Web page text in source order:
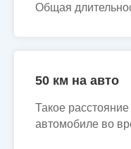
Общая
50 км на авто
Такое
автомобиле во